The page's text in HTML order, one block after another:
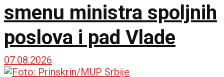
smenu ministra spoljnih
poslova i pad Vlade
07.08.2026